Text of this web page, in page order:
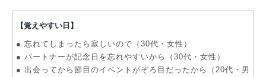
【覚えやすい日】
● 忘れてしまったら寂しいので（30代・女性）
● パートナーが記念日を忘れやすいから（30代・女性）
● 出会ってから節目のイベントがぞろ目だったから（20代・男